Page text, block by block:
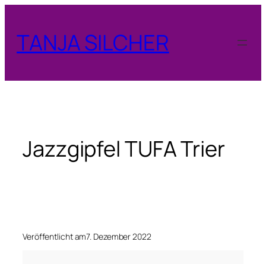
springen
TANJA SILCHER
Jazzgipfel TUFA Trier
Veröffentlicht am7. Dezember 2022